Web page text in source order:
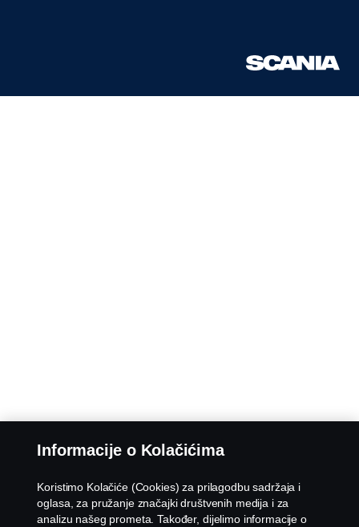
Informacije o Kolačićima
Koristimo Kolačiće (Cookies) za prilagodbu sadržaja i
oglasa, za pružanje značajki društvenih medija i za
analizu našeg prometa. Također, dijelimo informacije o